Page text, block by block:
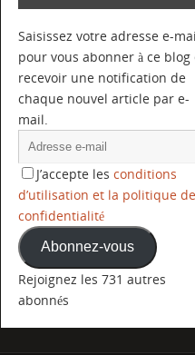
Saisissez votre adresse e-
pour vous abonner à ce blog
recevoir une notification de
chaque nouvel article par e-
mail.
J’accepte les conditions
d’utilisation et la politique de
confidentialité
Abonnez-vous
Rejoignez les 731 autres
abonnés